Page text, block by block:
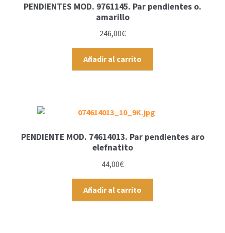
PENDIENTES MOD. 9761145. Par pendientes o.
amarillo
246,00€
Añadir al carrito
PENDIENTE MOD. 74614013. Par pendientes aro
elefnatito
44,00€
Añadir al carrito